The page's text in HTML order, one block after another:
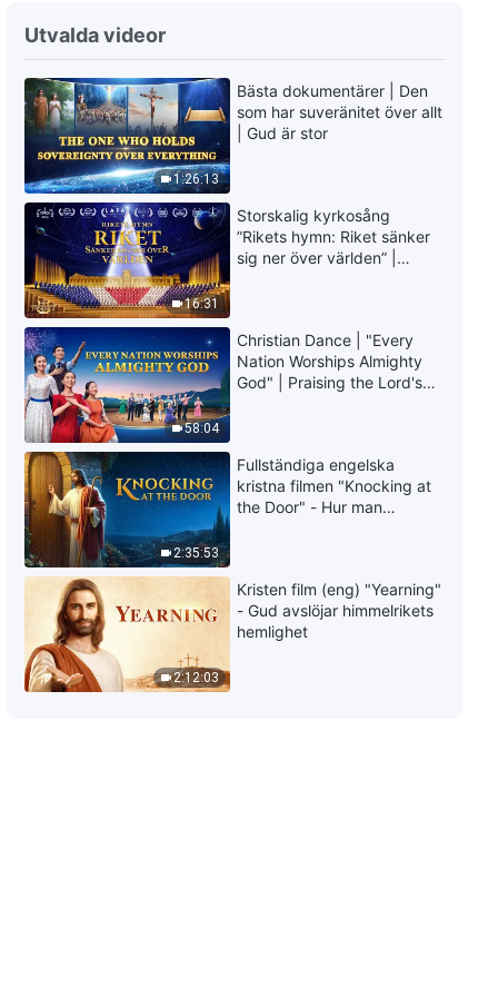
Utvalda videor
1:26:13
Bästa dokumentärer | Den
som har suveränitet över allt
| Gud är stor
16:31
Storskalig kyrkosång
”Rikets hymn: Riket sänker
sig ner över världen” |
58:04
Christian Dance | "Every
Nation Worships Almighty
God" | Praising the Lord's
2:35:53
Fullständiga engelska
kristna filmen "Knocking at
the Door" - Hur man
2:12:03
Kristen film (eng) "Yearning"
- Gud avslöjar himmelrikets
hemlighet